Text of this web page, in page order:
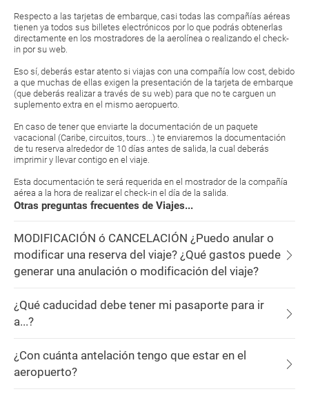
Respecto a las tarjetas de embarque, casi todas las compañías aéreas
tienen ya todos sus billetes electrónicos por lo que podrás obtenerlas
directamente en los mostradores de la aerolínea o realizando el check-
in por su web.
Eso sí, deberás estar atento si viajas con una compañía low cost, debido
a que muchas de ellas exigen la presentación de la tarjeta de embarque
(que deberás realizar a través de su web) para que no te carguen un
suplemento extra en el mismo aeropuerto.
En caso de tener que enviarte la documentación de un paquete
vacacional (Caribe, circuitos, tours...) te enviaremos la documentación
de tu reserva alrededor de 10 días antes de salida, la cual deberás
imprimir y llevar contigo en el viaje.
Esta documentación te será requerida en el mostrador de la compañía
aérea a la hora de realizar el check-in el día de la salida.
Otras preguntas frecuentes de Viajes...
MODIFICACIÓN ó CANCELACIÓN ¿Puedo anular o
modificar una reserva del viaje? ¿Qué gastos puede
generar una anulación o modificación del viaje?
¿Qué caducidad debe tener mi pasaporte para ir
a...?
¿Con cuánta antelación tengo que estar en el
aeropuerto?